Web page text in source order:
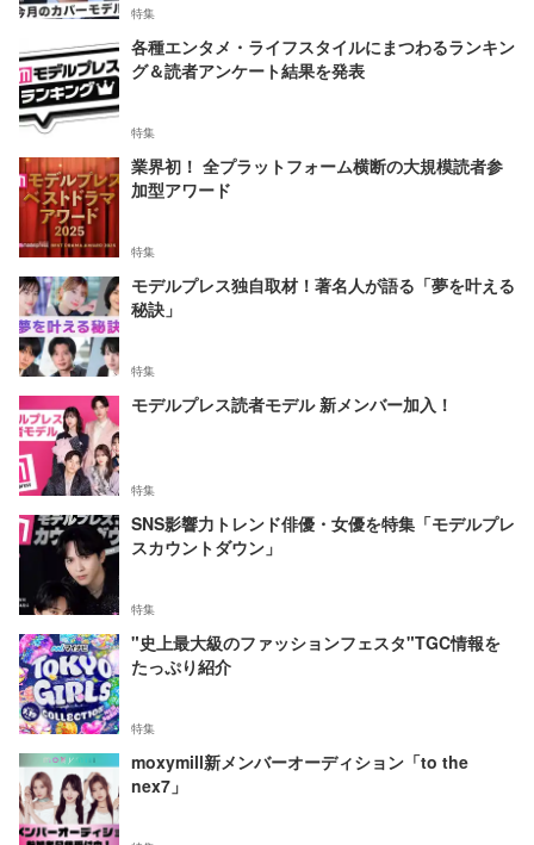
特集
各種エンタメ・ライフスタイルにまつわるランキン
グ＆読者アンケート結果を発表
特集
業界初！ 全プラットフォーム横断の大規模読者参
加型アワード
特集
モデルプレス独自取材！著名人が語る「夢を叶える
秘訣」
特集
モデルプレス読者モデル 新メンバー加入！
特集
SNS影響力トレンド俳優・女優を特集「モデルプレ
スカウントダウン」
特集
"史上最大級のファッションフェスタ"TGC情報を
たっぷり紹介
特集
moxymill新メンバーオーディション「to the
nex7」